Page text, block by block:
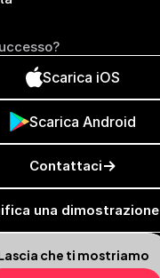
Scarica iOS
Scarica Android
Contattaci
una dimostrazione
che ti mostriamo